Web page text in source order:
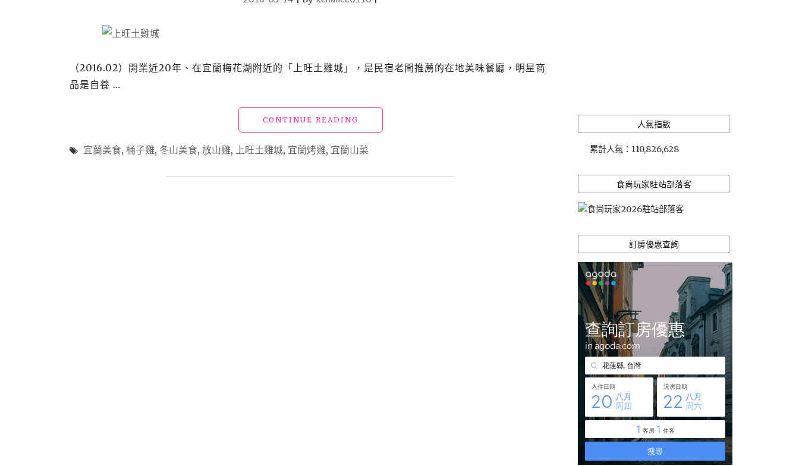
（2016.02）開業近20年、在宜蘭梅花湖附近的「上旺土雞城」，是民宿老闆推薦的在地美味餐廳，明星商
品是自養 …
CONTINUE READING
宜
蘭
冬
宜蘭美食, 桶子雞, 冬山美食, 放山雞, 上旺土雞城, 宜蘭烤雞, 宜蘭山菜
人氣指數
累計人氣： 110,826,628
食尚玩家駐站部落客
訂房優惠查詢